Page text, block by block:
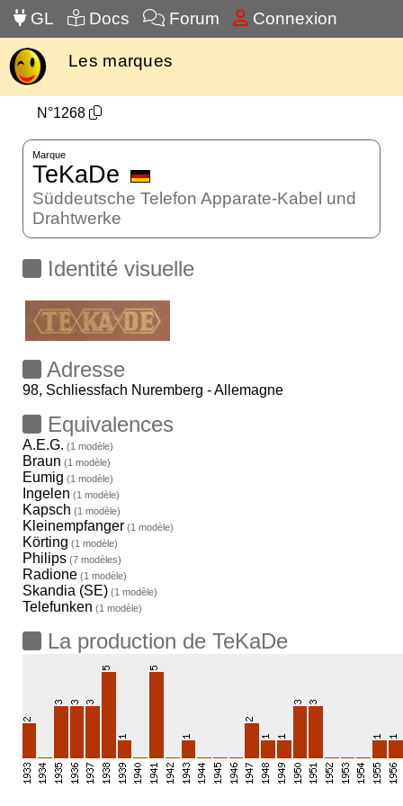
GL Docs Forum Connexion
Les marques
N°1268
Marque
TeKaDe
Süddeutsche Telefon Apparate-Kabel und
Drahtwerke
Identité visuelle
Adresse
98, Schliessfach Nuremberg - Allemagne
Equivalences
A.E.G. (1 modèle)
Braun (1 modèle)
Eumig (1 modèle)
Ingelen (1 modèle)
Kapsch (1 modèle)
Kleinempfanger (1 modèle)
Körting (1 modèle)
Philips (7 modèles)
Radione (1 modèle)
Skandia (SE) (1 modèle)
Telefunken (1 modèle)
La production de TeKaDe